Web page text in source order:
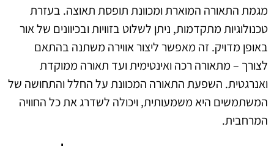
מגמת התאורה המוארת ומכוונת תופסת תאוצה. בעזרת
טכנולוגיות מתקדמות, ניתן לשלוט בזוויות ובכיוונים של אור
באופן מדויק. זה מאפשר ליצור אווירה משתנה בהתאם
לצורך – מתאורה רכה ואינטימית ועד תאורה ממוקדת
ואנרגטית. השפעת התאורה המכוונת על החלל והתחושה של
המשתמשים היא משמעותית, ויכולה לשדרג את כל החוויה
המרחבית.